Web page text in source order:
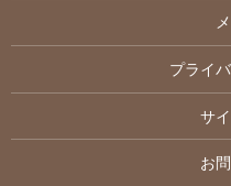
プライ
サ
お